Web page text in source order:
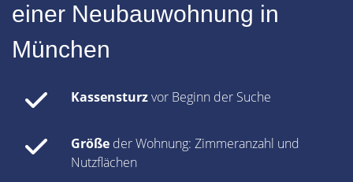
einer Neubauwohnung in
München
Kassensturzvor Beginn der Suche
Größe der Wohnung: Zimmeranzahl und
Nutzflächen